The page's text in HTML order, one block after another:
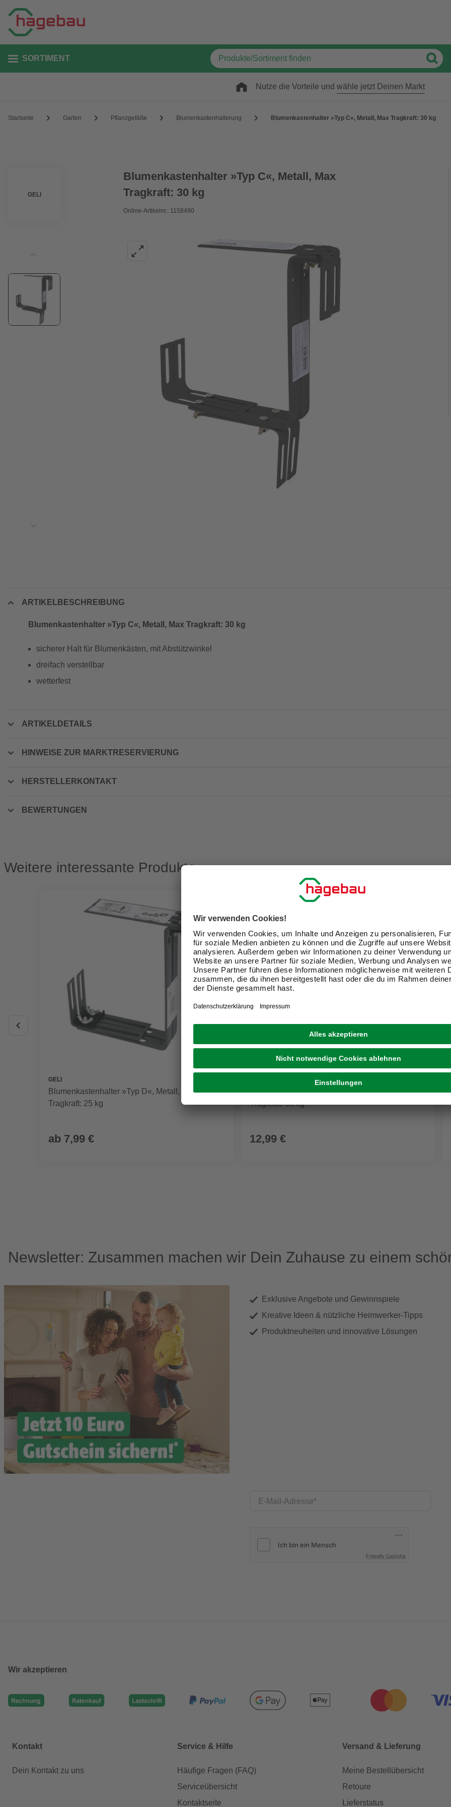
SORTIMENT
Nutze die Vorteile und wähle jetzt Deinen Markt
Startseite Garten Pflanzgefäße Blumenkastenhalterung Blumenkastenhalter »Typ C«, Metall, Max Tragkraft: 30 kg
GELI
Blumenkastenhalter »Typ C«, Metall, Max
Tragkraft: 30 kg
Online-Artikelnr.: 1158490
ARTIKELBESCHREIBUNG
Blumenkastenhalter »Typ C«, Metall, Max Tragkraft: 30 kg
sicherer Halt für Blumenkästen, mit Abstützwinkel
dreifach verstellbar
wetterfest
ARTIKELDETAILS
HINWEISE ZUR MARKTRESERVIERUNG
HERSTELLERKONTAKT
BEWERTUNGEN
Weitere interessante Produkte
GELI
Blumenkastenhalter »Typ D«, Metall, Max
Tragkraft: 25 kg
ab 7,99 €
Blumenkastenhalter »Typ A«, Metall, Max
Tragkraft: 35 kg
12,99 €
Newsletter: Zusammen machen wir Dein Zuhause zu einem
Exklusive Angebote und Gewinnspiele
Kreative Ideen & nützliche Heimwerker-Tipps
Produktneuheiten und innovative Lösungen
E-Mail-Adresse
Friendly Captcha
Wir akzeptieren
Kontakt
Dein Kontakt zu uns
Service & Hilfe
Häufige Fragen (FAQ)
Serviceübersicht
Kontaktseite
Versand & Lieferung
Meine Bestellübersicht
Retoure
Lieferstatus